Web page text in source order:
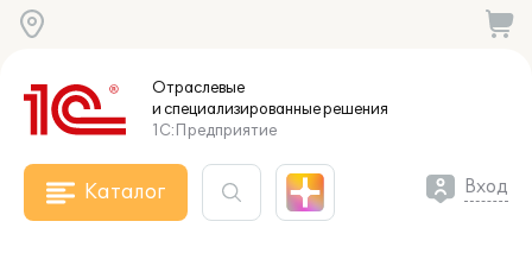
Отраслевые
и специализированныерешения
1С:Предприятие
Каталог Вход